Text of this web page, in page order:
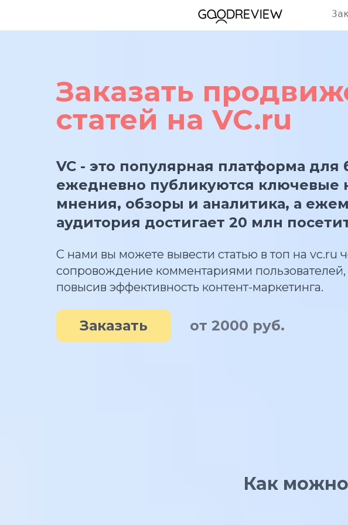
Заказать
статей на VC.ru
VC - это популярная платформа для
ежедневно публикуются ключевые
мнения, обзоры и аналитика, а
аудитория достигает 20 млн
С нами вы можете вывести статью в топ на vc.ru
сопровождение комментариями
повысив эффективность контент-маркетинга.
Заказать от 2000 руб.
Как можно